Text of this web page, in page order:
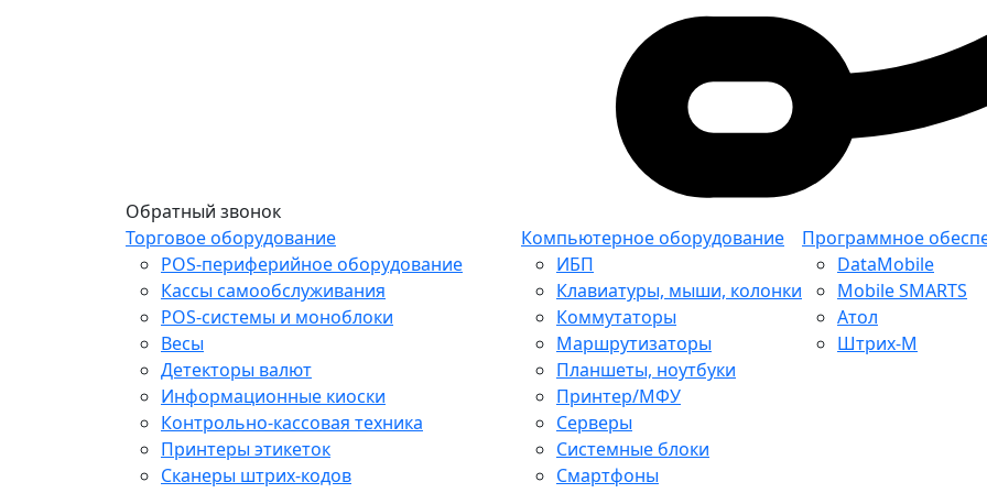
Обратный звонок
Торговое оборудование
POS-периферийное оборудование
Кассы самообслуживания
POS-системы и моноблоки
Весы
Детекторы валют
Информационные киоски
Контрольно-кассовая техника
Принтеры этикеток
Сканеры штрих-кодов
Компьютерное оборудование
ИБП
Клавиатуры, мыши, колонки
Коммутаторы
Маршрутизаторы
Планшеты, ноутбуки
Принтер/МФУ
Серверы
Системные блоки
Смартфоны
Программное
DataMobile
Mobile SMARTS
Атол
Штрих-М